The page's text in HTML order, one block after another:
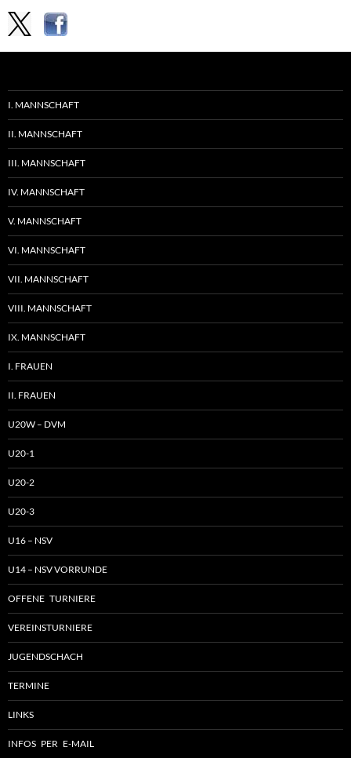
I. MANNSCHAFT
II. MANNSCHAFT
III. MANNSCHAFT
IV. MANNSCHAFT
V. MANNSCHAFT
VI. MANNSCHAFT
VII. MANNSCHAFT
VIII. MANNSCHAFT
IX. MANNSCHAFT
I. FRAUEN
II. FRAUEN
U20W – DVM
U20-1
U20-2
U20-3
U16 – NSV
U14 – NSV VORRUNDE
OFFENE TURNIERE
VEREINSTURNIERE
JUGENDSCHACH
TERMINE
LINKS
INFOS PER E-MAIL